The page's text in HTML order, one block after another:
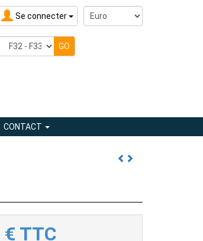
Se connecter
CONTACT
€ TTC